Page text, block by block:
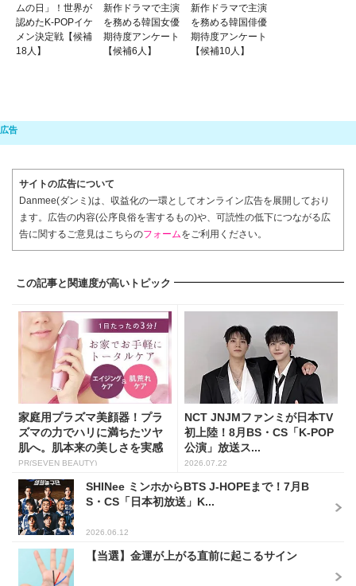
ムの日」！世界が
認めたK-POPイケ
メン決定戦【候補
18人】
新作ドラマで主演
を務める韓国女優
期待度アンケート
【候補6人】
新作ドラマで主演
を務める韓国俳優
期待度アンケート
【候補10人】
サイトの広告について
Danmee(ダンミ)は、収益化の一環としてオンライン広告を展開しており
ます。広告の内容(公序良俗を害するもの)や、可読性の低下につながる広
告に関するご意見はこちらのフォームをご利用ください。
この記事と関連度が高いトピック
家庭用プラズマ美顔器！プラ
ズマの力でハリに満ちたツヤ
肌へ。肌本来の美しさを実感
し...
PR(SEVEN BEAUTY)
NCT JNJMファンミが日本TV
初上陸！8月BS・CS「K-POP
公演」放送ス...
2026.07.22
SHINee ミンホからBTS J-HOPEまで！7月B
S・CS「日本初放送」K...
2026.06.12
【当選】金運が上がる直前に起こるサイン